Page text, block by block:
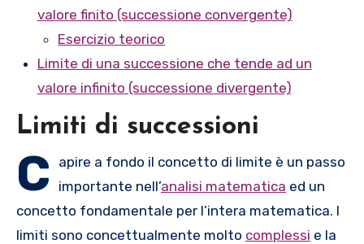
valore finito (successione convergente)
Esercizio teorico
Limite di una successione che tende ad un
valore infinito (successione divergente)
Limiti di successioni
C
apire a fondo il concetto di limite è un passo
importante nell’analisi matematica ed un
concetto fondamentale per l’intera matematica. I
limiti sono concettualmente molto complessi e la